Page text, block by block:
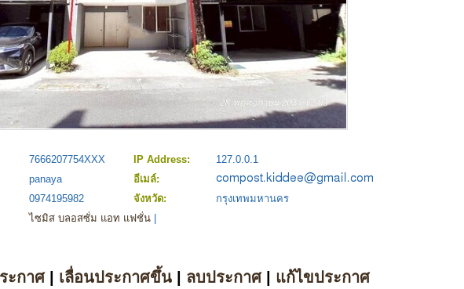
7666207754XXX IP Address:
127.0.0.1
panaya
อีเมล์:
0974195982 จังหวัด:
กรุงเทพมหานคร
ไซมิส บลอสซั่ม แอท แฟชั่น
ะกาศ| เลื่อนประกาศขึ้น| ลบประกาศ| แก้ไขประกาศ